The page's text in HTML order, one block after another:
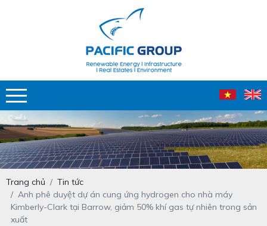
Trang chủ
Tin tức
Anh phê duyệt dự án cung ứng hydrogen cho nhà máy
Kimberly-Clark tại Barrow, giảm 50% khí gas tự nhiên trong sản
xuất